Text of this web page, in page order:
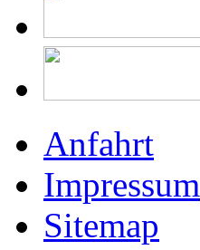
Anfahrt
Impressum
Sitemap